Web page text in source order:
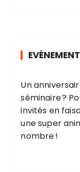
e
p
o
u
r
Un
séminaire ?
invités en
une super
nombre !